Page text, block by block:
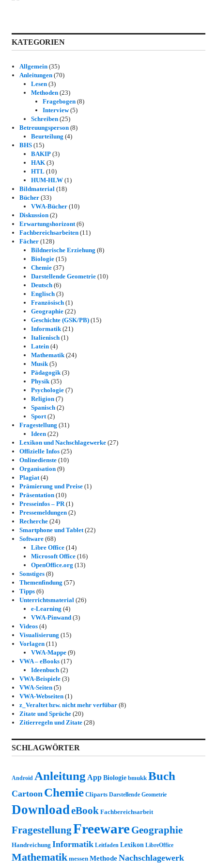
KATEGORIEN
Allgemein (35)
Anleitungen (70)
Lesen (3)
Methoden (23)
Fragebogen (8)
Interview(5)
Schreiben (25)
Betreuungsperson (8)
Beurteilung (4)
BHS (15)
BAKIP (3)
HAK (3)
HTL (10)
HUM-HLW (1)
Bildmaterial (18)
Bücher (33)
VWA-Bücher (10)
Diskussion (2)
Erwartungshorizont(6)
Fachbereichsarbeiten (11)
Fächer (128)
Bildnerische Erziehung (8)
Biologie (15)
Chemie (37)
Darstellende Geometrie (10)
Deutsch (6)
Englisch (3)
Französisch (1)
Geographie (22)
Geschichte (GSK/PB) (15)
Informatik(21)
Italienisch (1)
Latein (4)
Mathematik(24)
Musik(5)
Pädagogik(3)
Physik(35)
Psychologie (7)
Religion (7)
Spanisch (2)
Sport(2)
Fragestellung (31)
Ideen (22)
Lexikon und Nachschlagewerke (27)
Offizielle Infos (25)
Onlinedienste (10)
Organisation (9)
Plagiat(4)
Prämierung und Preise (1)
Präsentation (10)
Presseinfos – PR(1)
Pressemeldungen (2)
Recherche (24)
Smartphone und Tablet(22)
Software (68)
Libre Office (14)
Microsoft Office (16)
OpenOffice.org (13)
Sonstiges (8)
Themenfindung (57)
Tipps (6)
Unterrichtsmaterial (26)
e-Learning (4)
VWA-Pinwand (3)
Videos (4)
Visualisierung (15)
Vorlagen (11)
VWA-Mappe (9)
VWA – eBooks (17)
Ideenbuch (2)
VWA-Beispiele (3)
VWA-Seiten (5)
VWA-Webseiten (1)
z_Veraltet bzw. nicht mehr verfübar (8)
Zitate und Sprüche (20)
Zitierregeln und Zitate (28)
SCHLAGWÖRTER
Android Anleitung AppBiologie bmukk Buch
Cartoon Chemie Cliparts Darstellende Geometrie
DownloadeBook Fachbereichsarbeit
FragestellungFreewareGeographie
Handreichung Informatik Leitfaden Lexikon LibreOffice
Mathematik messen MethodeNachschlagewerk